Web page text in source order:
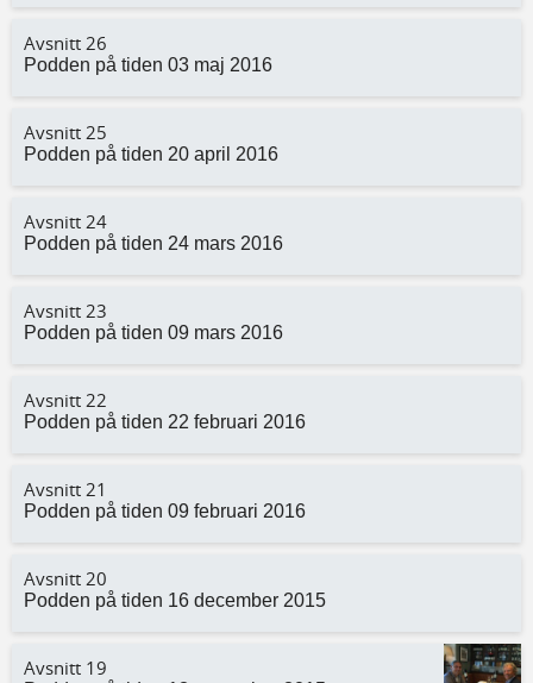
Avsnitt 26
Podden på tiden 03 maj 2016
Avsnitt 25
Podden på tiden 20 april 2016
Avsnitt 24
Podden på tiden 24 mars 2016
Avsnitt 23
Podden på tiden 09 mars 2016
Avsnitt 22
Podden på tiden 22 februari 2016
Avsnitt 21
Podden på tiden 09 februari 2016
Avsnitt 20
Podden på tiden 16 december 2015
Avsnitt 19